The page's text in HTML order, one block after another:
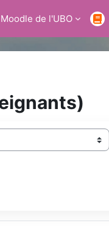
de l'UBO
cours